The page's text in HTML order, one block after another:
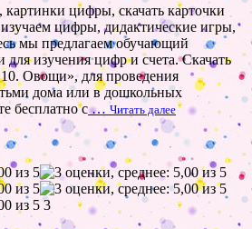
цифры, скачать карточки
цифры, дидактические игры,
мы предлагаем обучающий
изучения цифр и счета. Скачать
Овощи», для проведения
дома или в дошкольных
бесплатно с…Читать далее
3